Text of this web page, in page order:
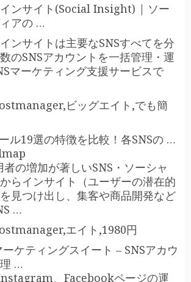
ンサイト(Social Insight) | ソー
アの …
ンサイトは主要なSNSすべてを分
のSNSアカウントを一括管理・運
マーケティング支援サービスで
ビッグエイト,でも簡
ル19選の特徴を比較！各SNSの …
の増加が著しいSNS・ソーシャ
らインサイト（ユーザーの潜在的
見つけ出し、集客や商品開発など
…
エイト,1980円
ケティングスイート – SNSアカウ
…
、Facebookページの運